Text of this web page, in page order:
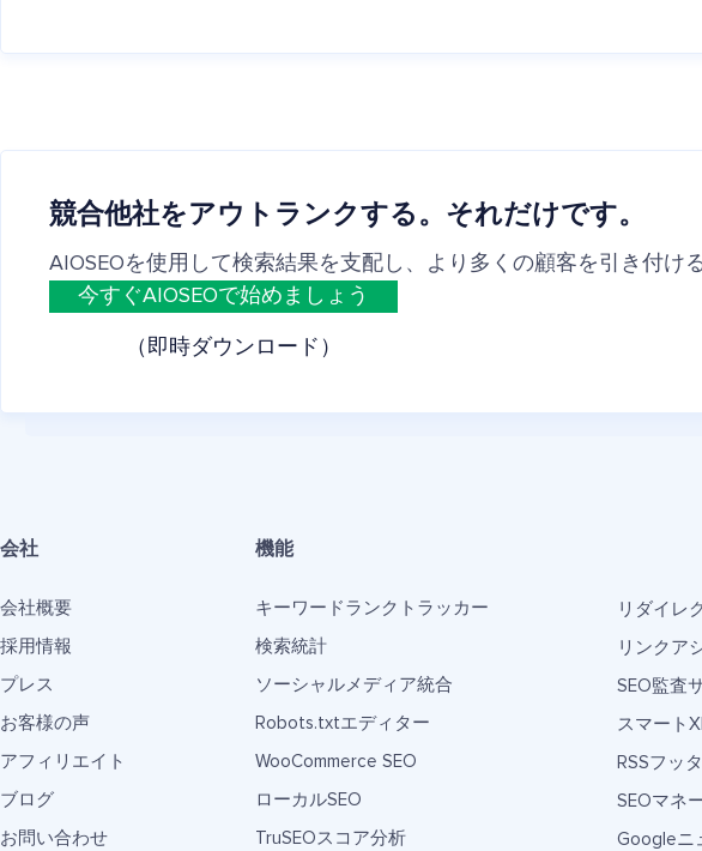
競合他社をアウトランクする。それだけです。
AIOSEOを使用して検索結果を支配し、より多くの顧客を引き付
今すぐAIOSEOで始めましょう
（即時ダウンロード）
会社
会社概要
採用情報
プレス
お客様の声
アフィリエイト
ブログ
お問い合わせ
機能
キーワードランクトラッカー
検索統計
ソーシャルメディア統合
Robots.txtエディター
WooCommerce SEO
ローカルSEO
TruSEOスコア分析
リダイレ
リンクア
SEO監査
スマート
RSSフッ
SEOマネ
Googleニ